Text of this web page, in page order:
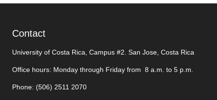
Contact
University of Costa Rica, Campus #2. San Jose, Costa Rica
Office hours: Monday through Friday from 8 a.m. to 5 p.m.
Phone: (506) 2511 2070